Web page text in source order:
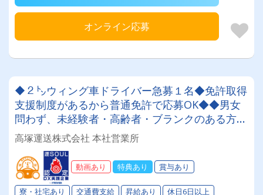
オンライン応募
◆２㌧ウィング車ドライバー急募１名◆免許取得
支援制度があるから普通免許で応募OK◆◆男女
問わず、未経験者・高齢者・ブランクのある方大
歓迎！！創業６０年 地元密着の安定した企業で
す。賞与年３回支給 ♪
高塚運送株式会社 本社営業所
動画あり 特典あり 賞与あり
寮・社宅あり 交通費支給 昇給あり 休日6日以上